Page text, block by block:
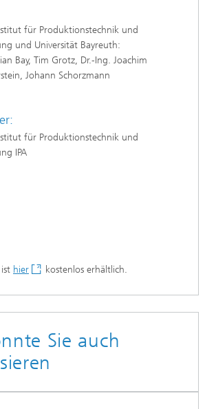
für Produktionstechnik und
und Universität Bayreuth:
Bay, Tim Grotz, Dr.-Ing. Joachim
Johann Schorzmann
für Produktionstechnik und
IPA
hier kostenlos erhältlich.
Sie auch